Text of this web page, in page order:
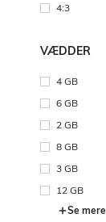
4:3
VÆDDER
4 GB
6 GB
2 GB
8 GB
3 GB
12 GB
Se mere